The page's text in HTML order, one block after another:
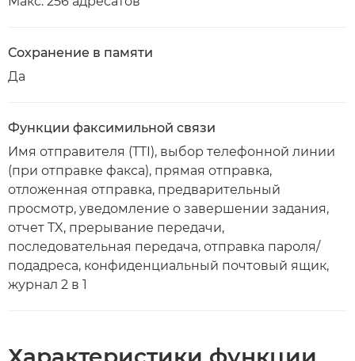
Сохранение в памяти
Да
Функции факсимильной связи
Имя отправителя (TTI), выбор телефонной линии
(при отправке факса), прямая отправка,
отложенная отправка, предварительный
просмотр, уведомление о завершении задания,
отчет TX, прерывание передачи,
последовательная передача, отправка пароля/
подадреса, конфиденциальный почтовый ящик,
журнал 2 в 1